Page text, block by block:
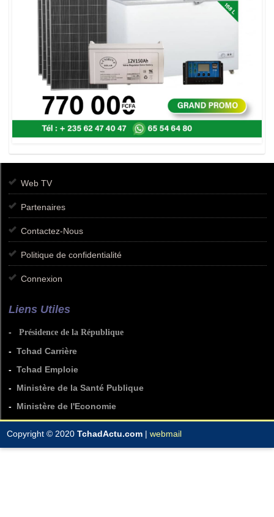
Web TV
Partenaires
Contactez-Nous
Politique de confidentialité
Connexion
Liens Utiles
- Présidence de la République
- Tchad Carrière
- Tchad Emploie
- Ministère de la Santé Publique
- Ministère de l'Economie
Copyright © 2020 TchadActu.com | webmail